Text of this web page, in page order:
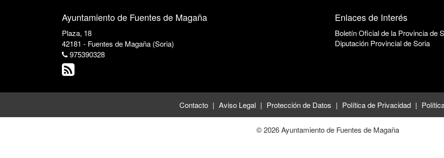
Ayuntamiento de Fuentes de Magaña
Plaza, 18
42181 - Fuentes de Magaña (Soria)
975390328
Enlaces de Interés
Boletín Oficial de la Provincia de
Diputación Provincial de Soria
Contacto Aviso Legal Protección de Datos Política de Privacidad
© 2026 Ayuntamiento de Fuentes de Magaña